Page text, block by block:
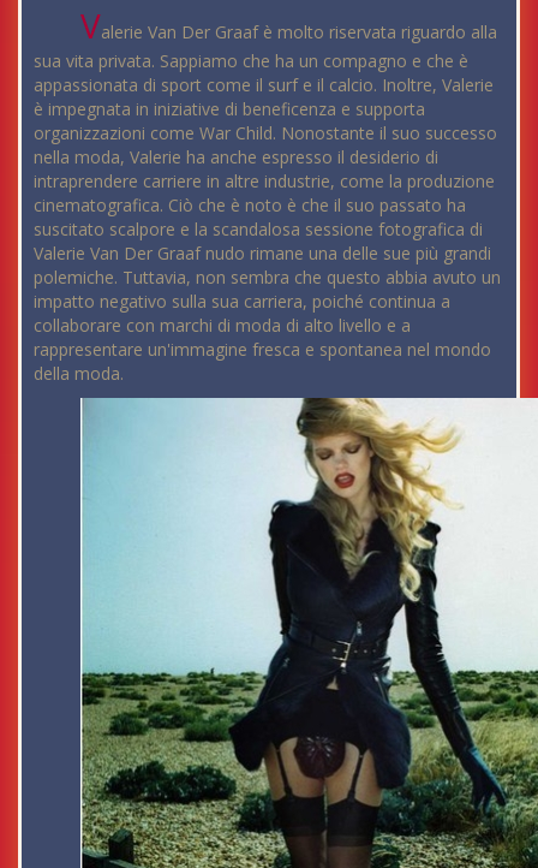
Valerie Van Der Graaf è molto riservata riguardo alla
sua vita privata. Sappiamo che ha un compagno e che è
appassionata di sport come il surf e il calcio. Inoltre, Valerie
è impegnata in iniziative di beneficenza e supporta
organizzazioni come War Child. Nonostante il suo successo
nella moda, Valerie ha anche espresso il desiderio di
intraprendere carriere in altre industrie, come la produzione
cinematografica. Ciò che è noto è che il suo passato ha
suscitato scalpore e la scandalosa sessione fotografica di
Valerie Van Der Graaf nudo rimane una delle sue più grandi
polemiche. Tuttavia, non sembra che questo abbia avuto un
impatto negativo sulla sua carriera, poiché continua a
collaborare con marchi di moda di alto livello e a
rappresentare un'immagine fresca e spontanea nel mondo
della moda.